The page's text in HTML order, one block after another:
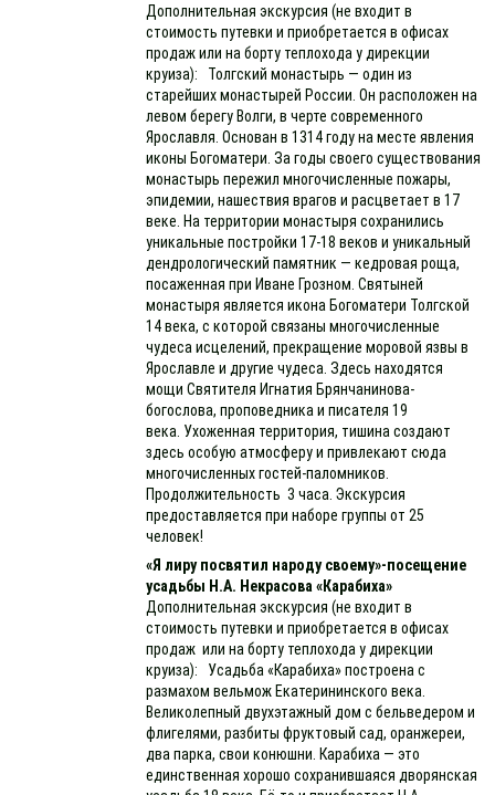
Дополнительная экскурсия (не входит в
стоимость путевки и приобретается в офисах
продаж или на борту теплохода у дирекции
круиза): Толгский монастырь — один из
старейших монастырей России. Он расположен на
левом берегу Волги, в черте современного
Ярославля. Основан в 1314 году на месте явления
иконы Богоматери. За годы своего существования
монастырь пережил многочисленные пожары,
эпидемии, нашествия врагов и расцветает в 17
веке. На территории монастыря сохранились
уникальные постройки 17-18 веков и уникальный
дендрологический памятник — кедровая роща,
посаженная при Иване Грозном. Святыней
монастыря является икона Богоматери Толгской
14 века, с которой связаны многочисленные
чудеса исцелений, прекращение моровой язвы в
Ярославле и другие чудеса. Здесь находятся
мощи Святителя Игнатия Брянчанинова-
богослова, проповедника и писателя 19
века. Ухоженная территория, тишина создают
здесь особую атмосферу и привлекают сюда
многочисленных гостей-паломников.
Продолжительность 3 часа. Экскурсия
предоставляется при наборе группы от 25
человек!
«Я лиру посвятил народу своему»-посещение
усадьбы Н.А. Некрасова «Карабиха»
Дополнительная экскурсия (не входит в
стоимость путевки и приобретается в офисах
продаж или на борту теплохода у дирекции
круиза): Усадьба «Карабиха» построена с
размахом вельмож Екатерининского века.
Великолепный двухэтажный дом с бельведером и
флигелями, разбиты фруктовый сад, оранжереи,
два парка, свои конюшни. Карабиха — это
единственная хорошо сохранившаяся дворянская